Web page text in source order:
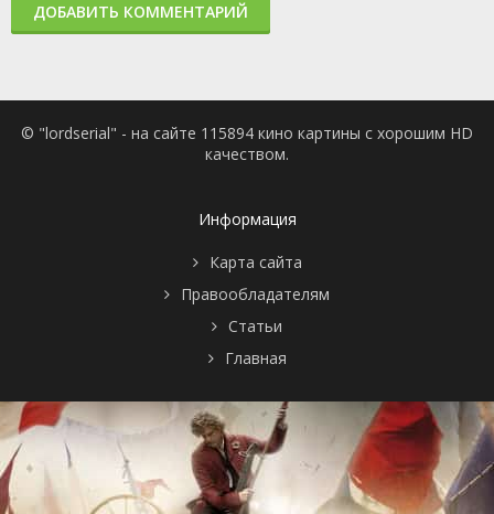
ДОБАВИТЬ КОММЕНТАРИЙ
© "lordserial" - на сайте 115894 кино картины с хорошим HD
качеством.
Информация
Карта сайта
Правообладателям
Статьи
Главная